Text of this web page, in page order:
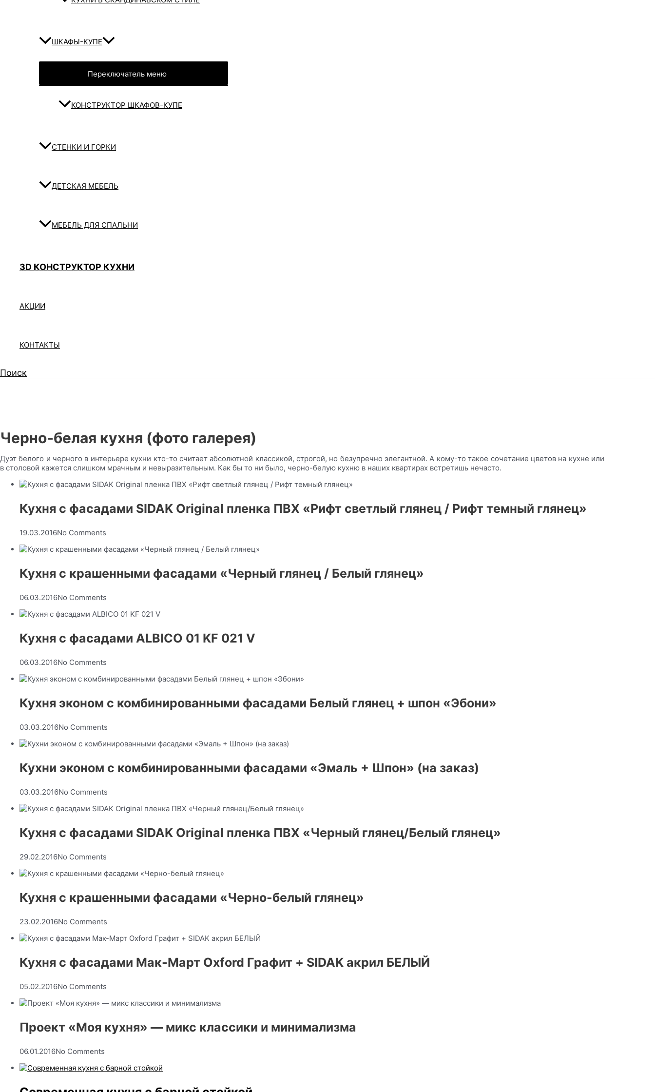
ШКАФЫ-КУПЕ
Переключатель меню
КОНСТРУКТОР ШКАФОВ-КУПЕ
СТЕНКИ И ГОРКИ
ДЕТСКАЯ МЕБЕЛЬ
МЕБЕЛЬ ДЛЯ СПАЛЬНИ
3D КОНСТРУКТОР КУХНИ
АКЦИИ
КОНТАКТЫ
Поиск
Черно-белая кухня (фото галерея)
Дуэт белого и черного в интерьере кухни кто-то считает абсолютной классикой, строгой, но безупречно элегантной. А кому-то такое сочетание цветов на кухне или
в столовой кажется слишком мрачным и невыразительным. Как бы то ни было, черно-белую кухню в наших квартирах встретишь нечасто.
Кухня с фасадами SIDAK Original пленка ПВХ «Рифт светлый глянец / Рифт темный глянец»
19.03.2016No Comments
Кухня с крашенными фасадами «Черный глянец / Белый глянец»
06.03.2016No Comments
Кухня с фасадами ALBICO 01 KF 021 V
06.03.2016No Comments
Кухня эконом с комбинированными фасадами Белый глянец + шпон «Эбони»
03.03.2016No Comments
Кухни эконом с комбинированными фасадами «Эмаль + Шпон» (на заказ)
03.03.2016No Comments
Кухня с фасадами SIDAK Original пленка ПВХ «Черный глянец/Белый глянец»
29.02.2016No Comments
Кухня с крашенными фасадами «Черно-белый глянец»
23.02.2016No Comments
Кухня с фасадами Мак-Март Oxford Графит + SIDAK акрил БЕЛЫЙ
05.02.2016No Comments
Проект «Моя кухня» — микс классики и минимализма
06.01.2016No Comments